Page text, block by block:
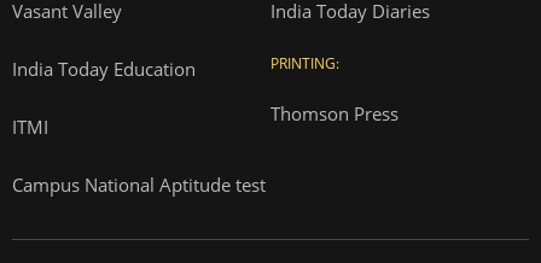
Vasant Valley
India Today Education
ITMI
Campus National Aptitude test
India Today Diaries
PRINTING:
Thomson Press